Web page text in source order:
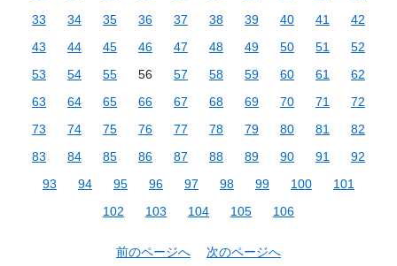
33
34 35 36 37 38 39 40 41
42
43
44 45 46 47 48 49 50 51
52
53
54 55 56 57 58 59 60 61
62
63
64 65 66 67 68 69 70 71
72
73
74 75 76 77 78 79 80 81
82
83
84 85 86 87 88 89 90 91
92
93
94 95 96 97 98 99 100
101
102
103 104 105 106
前のページへ 次のページへ